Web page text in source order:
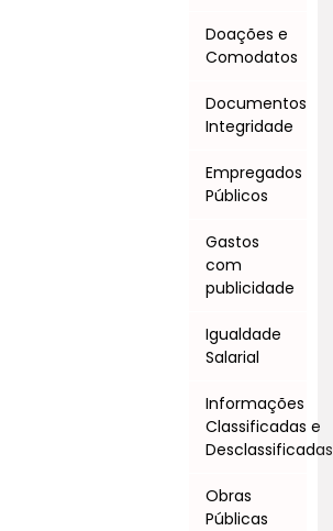
Doações e
Comodatos
Documentos
Integridade
Empregados
Públicos
Gastos
com
publicidade
Igualdade
Salarial
Informações
Classificadas e
Desclassificadas
Obras
Públicas